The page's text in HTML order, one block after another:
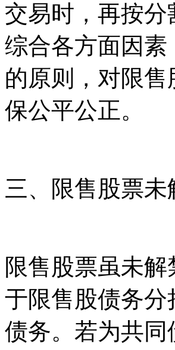
交易时，再按
综合各方面因
的原则，对限
保公平公正。
三、限售股票
限售股票虽未
于限售股债务
债务。若为共